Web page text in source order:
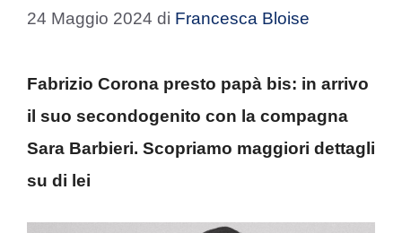
24 Maggio 2024 di Francesca Bloise
Fabrizio Corona presto papà bis: in arrivo
il suo secondogenito con la compagna
Sara Barbieri. Scopriamo maggiori dettagli
su di lei